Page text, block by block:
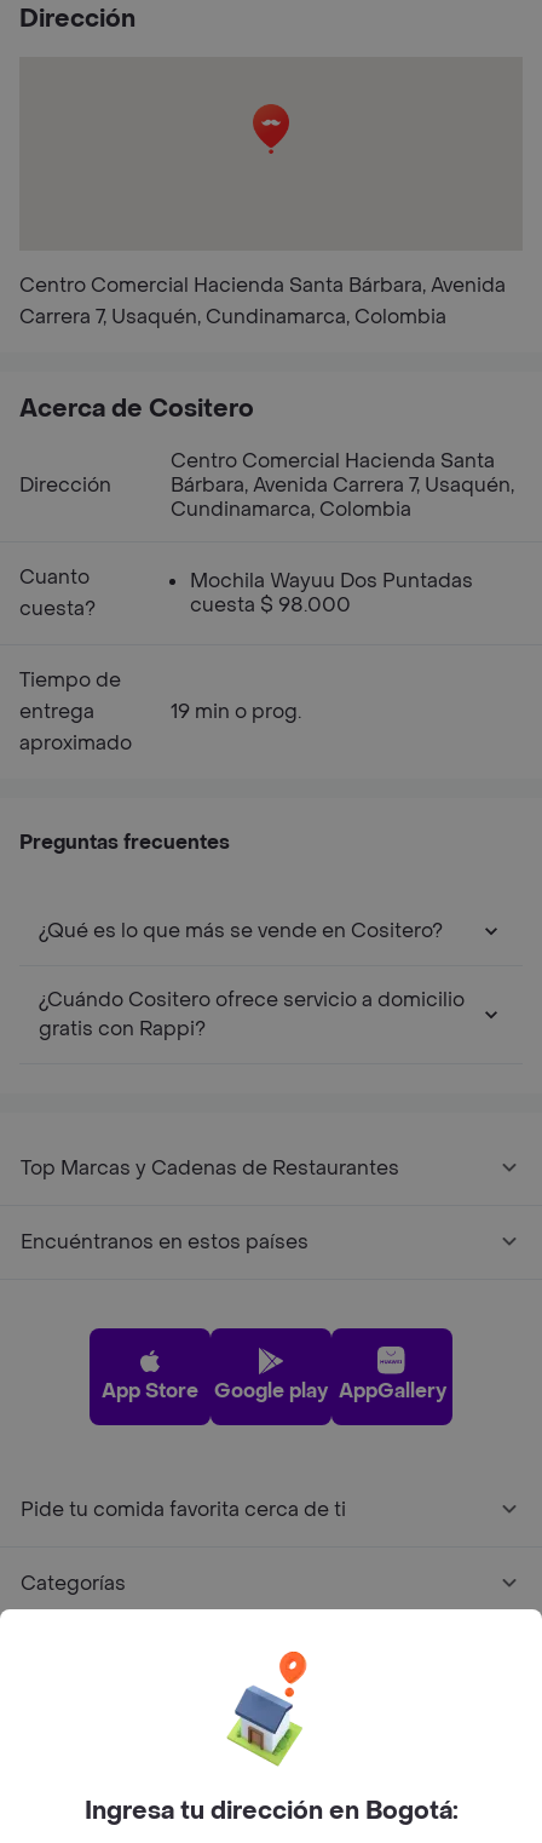
Dirección
Centro Comercial Hacienda Santa Bárbara, Avenida
Carrera 7, Usaquén, Cundinamarca, Colombia
Acerca de Cositero
Dirección
Centro Comercial Hacienda Santa
Bárbara, Avenida Carrera 7, Usaquén,
Cundinamarca, Colombia
Cuanto
cuesta?
Mochila Wayuu Dos Puntadas
cuesta $ 98.000
Tiempo de
entrega
aproximado
19 min o prog.
Preguntas frecuentes
¿Qué es lo que más se vende en Cositero?
¿Cuándo Cositero ofrece servicio a domicilio
gratis con Rappi?
Top Marcas y Cadenas de Restaurantes
Encuéntranos en estos países
App Store Google play AppGallery
Pide tu comida favorita cerca de ti
Categorías
Facebook
Twitter
Instagram
Ingresa tu dirección en Bogotá: